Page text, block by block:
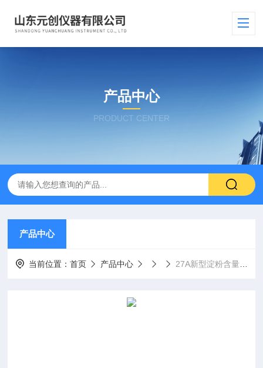
产品中心
PRODUCT CENTER
产品中心
当前位置：首页 产品中心 27A新型淀粉含量测试仪 土豆品质检测仪